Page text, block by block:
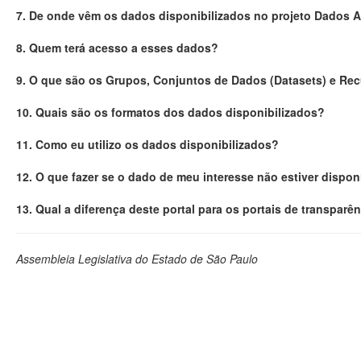
7. De onde vêm os dados disponibilizados no projeto Dados
8. Quem terá acesso a esses dados?
9. O que são os Grupos, Conjuntos de Dados (Datasets) e
10. Quais são os formatos dos dados disponibilizados?
11. Como eu utilizo os dados disponibilizados?
12. O que fazer se o dado de meu interesse não estiver
13. Qual a diferença deste portal para os portais de
Assembleia Legislativa do Estado de São Paulo